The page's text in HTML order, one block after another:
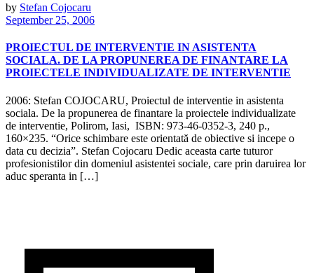
by Stefan Cojocaru
September 25, 2006
PROIECTUL DE INTERVENTIE IN ASISTENTA
SOCIALA. DE LA PROPUNEREA DE FINANTARE LA
PROIECTELE INDIVIDUALIZATE DE INTERVENTIE
2006: Stefan COJOCARU, Proiectul de interventie in asistenta
sociala. De la propunerea de finantare la proiectele individualizate
de interventie, Polirom, Iasi, ISBN: 973-46-0352-3, 240 p.,
160×235. “Orice schimbare este orientată de obiective si incepe o
data cu decizia”. Stefan Cojocaru Dedic aceasta carte tuturor
profesionistilor din domeniul asistentei sociale, care prin daruirea lor
aduc speranta in […]